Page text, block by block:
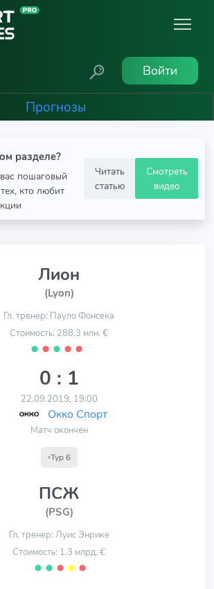
Войти
Прогнозы
разделе?
пошаговый
кто любит
Читать
статью
Смотреть
видео
Лион
(Lyon)
Гл. тренер: Пауло Фонсека
Стоимость: 288.3 млн. €
⬤ ⬤ ⬤ ⬤ ⬤
0 : 1
22.09.2019, 19:00
Окко Спорт
Матч окончен
Тур 6
ПСЖ
(PSG)
Гл. тренер: Луис Энрике
Стоимость: 1.3 млрд. €
⬤ ⬤ ⬤ ⬤ ⬤